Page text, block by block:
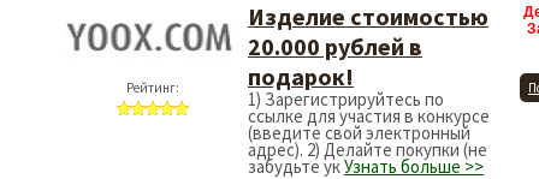
Рейтинг:
Изделие стоимостью
20.000 рублей в
подарок!
1) Зарегистрируйтесь по
ссылке для участия в конкурсе
(введите свой электронный
адрес). 2) Делайте покупки (не
забудьте укУзнать больше >>